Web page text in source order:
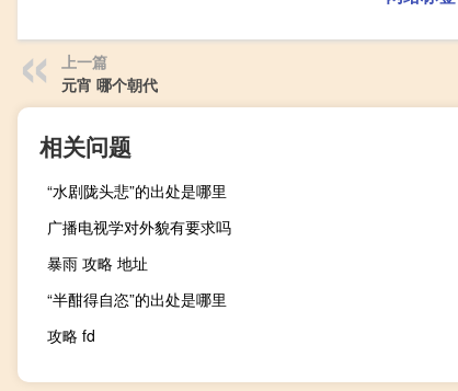
上一篇
元宵 哪个朝代
相关问题
“水剧陇头悲”的出处是哪里
广播电视学对外貌有要求吗
暴雨 攻略 地址
“半酣得自恣”的出处是哪里
攻略 fd